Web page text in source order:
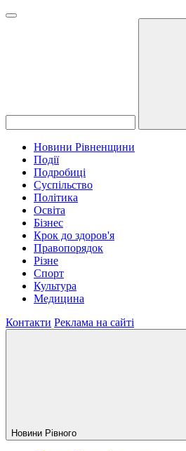
Новини Рівненщини
Події
Подробиці
Суспільство
Політика
Освіта
Бізнес
Крок до здоров'я
Правопорядок
Різне
Спорт
Культура
Медицина
Контакти Реклама на сайті
Новини Рiвного